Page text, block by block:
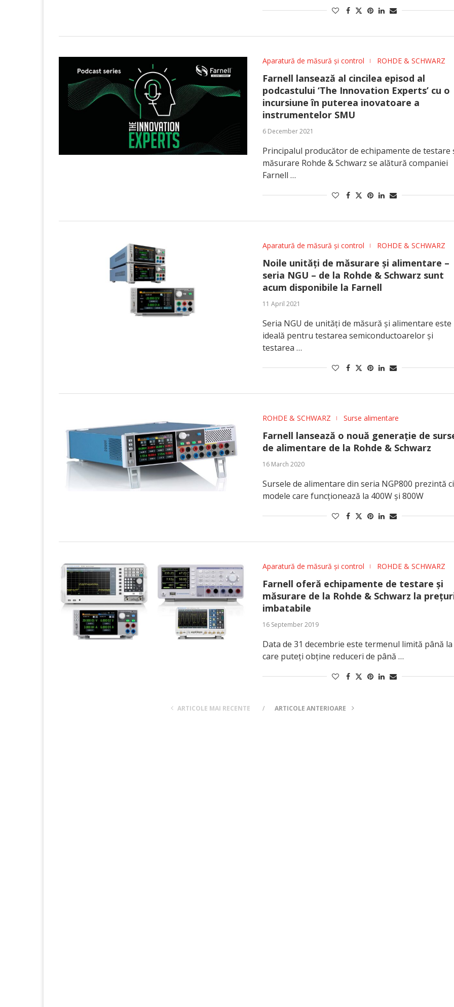
Aparatură de măsură și control ROHDE & SCHWARZ
Farnell lansează al cincilea episod al
podcastului ‘The Innovation Experts’ cu o
incursiune în puterea inovatoare a
instrumentelor SMU
6 December 2021
Principalul producător de echipamente de testare
măsurare Rohde & Schwarz se alătură companiei
Farnell …
Aparatură de măsură și control ROHDE & SCHWARZ
Noile unități de măsurare și alimentare –
seria NGU – de la Rohde & Schwarz sunt
acum disponibile la Farnell
11 April 2021
Seria NGU de unități de măsură și alimentare este
ideală pentru testarea semiconductoarelor și
testarea …
ROHDE & SCHWARZ Surse alimentare
Farnell lansează o nouă generație de
de alimentare de la Rohde & Schwarz
16 March 2020
Sursele de alimentare din seria NGP800 prezintă
modele care funcționează la 400W și 800W
Aparatură de măsură și control ROHDE & SCHWARZ
Farnell oferă echipamente de testare și
măsurare de la Rohde & Schwarz la
imbatabile
16 September 2019
Data de 31 decembrie este termenul limită până la
care puteți obține reduceri de până …
ARTICOLE MAI RECENTE ARTICOLE ANTERIOARE